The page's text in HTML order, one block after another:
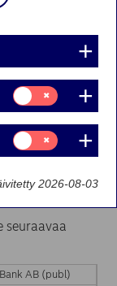
Turbo-
out tason.
seuraavaa
AB (publ)
Suostumusvalinta:
Tilastointi
Suostumusvalinta:
Markkinointi
2026-08-03